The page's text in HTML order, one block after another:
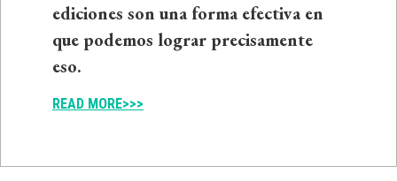
ediciones son una forma efectiva en
que podemos lograr precisamente
eso.
READ MORE>>>